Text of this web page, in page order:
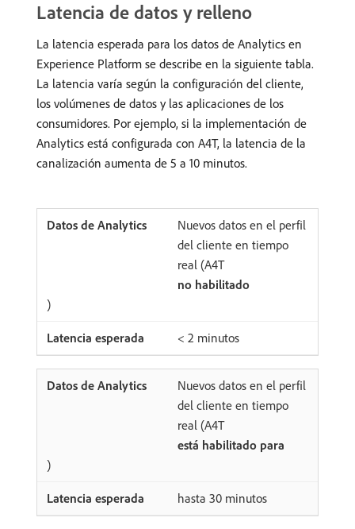
Latencia de datos y relleno
La latencia esperada para los datos de Analytics en
Experience Platform se describe en la siguiente tabla.
La latencia varía según la configuración del cliente,
los volúmenes de datos y las aplicaciones de los
consumidores. Por ejemplo, si la implementación de
Analytics está configurada con A4T, la latencia de la
canalización aumenta de 5 a 10 minutos.
Nuevos datos en el perfil
del cliente en tiempo
real (A4T
no habilitado
)
< 2 minutos
Nuevos datos en el perfil
del cliente en tiempo
real (A4T
está habilitado para
)
hasta 30 minutos